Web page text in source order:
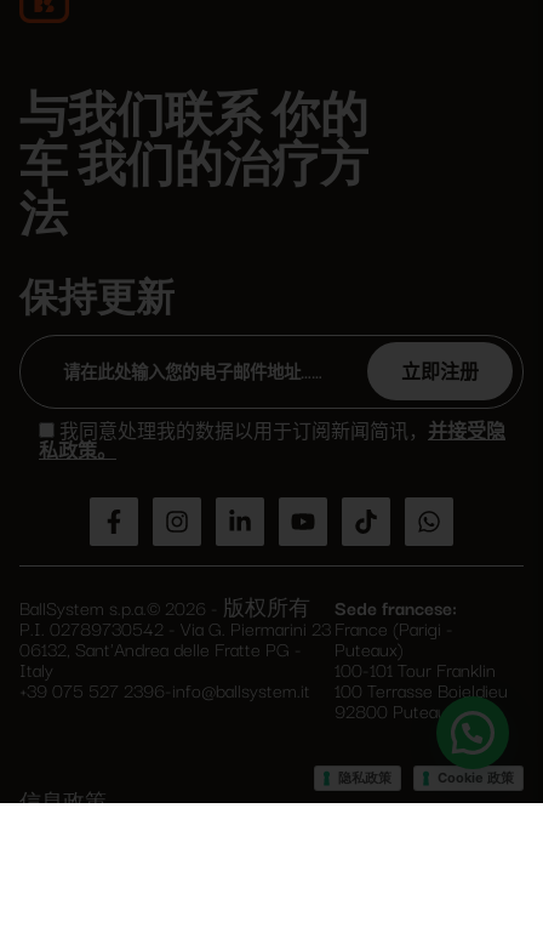
与我们联系 你的
车 我们的治疗方
法
保持更新
Please
leave
我同意处理我的数据以用于订阅新闻简讯， 并接受隐
私政策。
BallSystem s.p.a.© 2026 - 版权所有
P.I. 02789730542 - Via G. Piermarini 23
06132, Sant'Andrea delle Fratte PG -
Italy
+39 075 527 2396 info@ballsystem.it
Sede francese:
France (Parigi -
Puteaux)
100-101 Tour Franklin
100 Terrasse Boieldieu
92800 Puteaux
隐私政策 Cookie 政策
信息政策